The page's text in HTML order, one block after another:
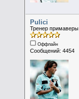
Pulici
Тренер примаверы
Оффлайн
Сообщений: 4454